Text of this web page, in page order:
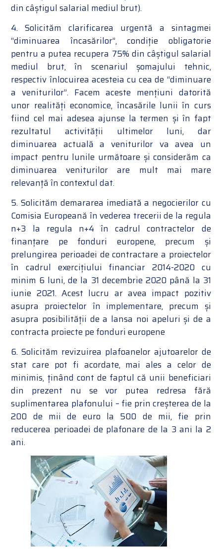
din câștigul salarial mediul brut).
4. Solicităm clarificarea urgentă a sintagmei
“diminuarea încasărilor”, condiție obligatorie
pentru a putea recupera 75% din câștigul salarial
mediul brut, în scenariul șomajului tehnic,
respectiv înlocuirea acesteia cu cea de “diminuare
a veniturilor”. Facem aceste mențiuni datorită
unor realități economice, încasările lunii în curs
fiind cel mai adesea ajunse la termen și în fapt
rezultatul activității ultimelor luni, dar
diminuarea actuală a veniturilor va avea un
impact pentru lunile următoare și considerăm ca
diminuarea veniturilor are mult mai mare
relevanță în contextul dat.
5. Solicităm demararea imediată a negocierilor cu
Comisia Europeană în vederea trecerii de la regula
n+3 la regula n+4 în cadrul contractelor de
finanțare pe fonduri europene, precum și
prelungirea perioadei de contractare a proiectelor
în cadrul exercițiului financiar 2014-2020 cu
minim 6 luni, de la 31 decembrie 2020 până la 31
iunie 2021. Acest lucru ar avea impact pozitiv
asupra proiectelor în implementare, precum și
asupra posibilității de a lansa noi apeluri și de a
contracta proiecte pe fonduri europene
6. Solicităm revizuirea plafoanelor ajutoarelor de
stat care pot fi acordate, mai ales a celor de
minimis, ținând cont de faptul că unii beneficiari
din prezent nu se vor putea redresa fără
suplimentarea plafonului – fie prin creșterea de la
200 de mii de euro la 500 de mii, fie prin
reducerea perioadei de plafonare de la 3 ani la 2
ani.